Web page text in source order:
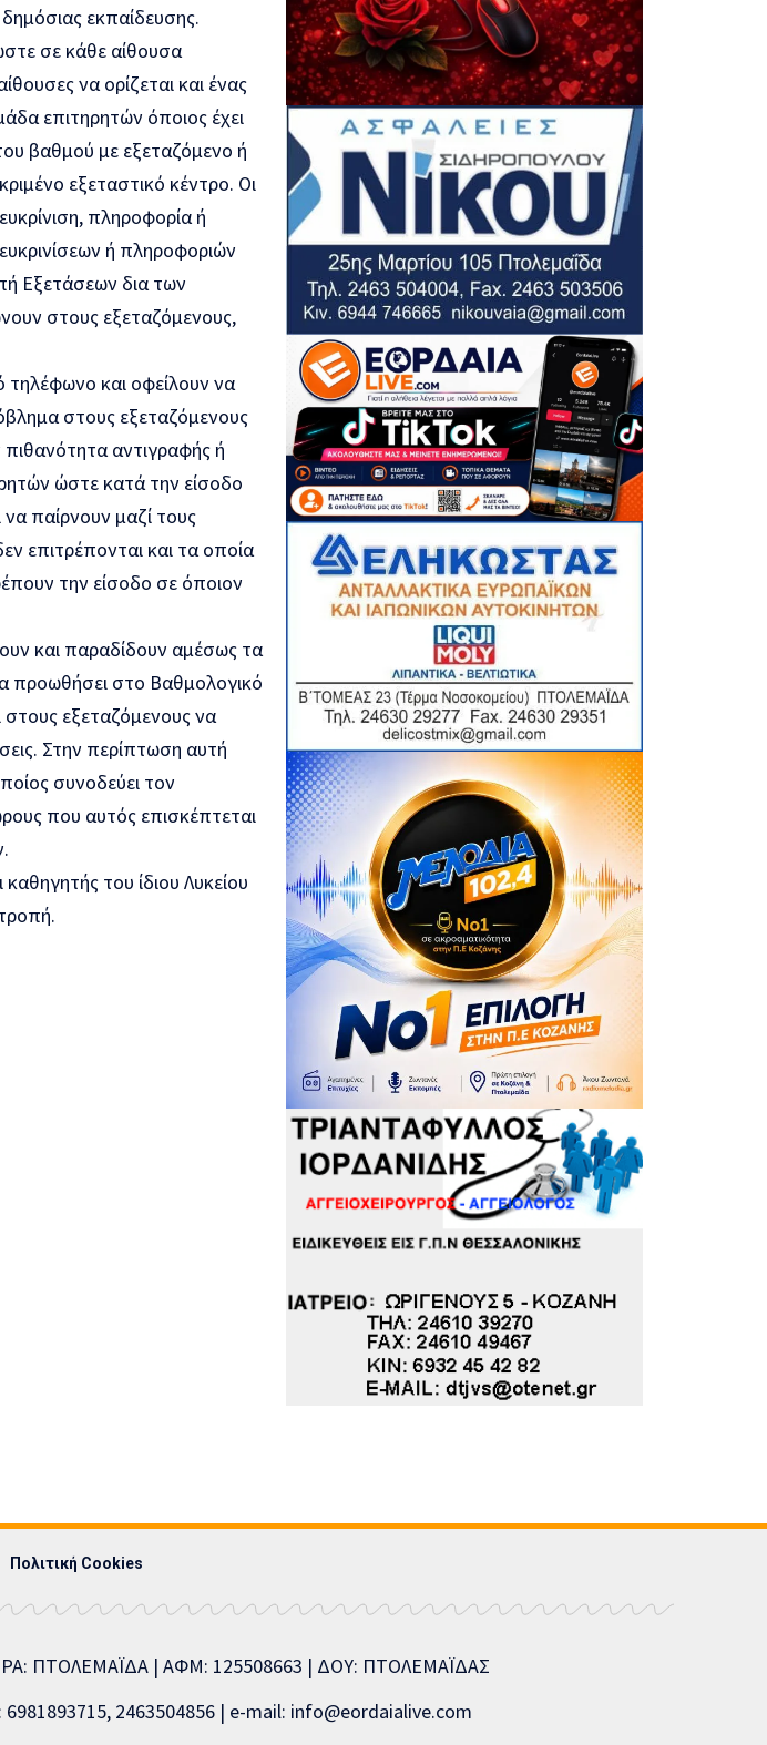
εκπαίδευσης.
σε κάθε αίθουσα
να ορίζεται και ένας
επιτηρητών όποιος έχει
βαθμού με εξεταζόμενο ή
εξεταστικό κέντρο. Οι
πληροφορία ή
ή πληροφοριών
Εξετάσεων δια των
στους εξεταζόμενους,
τηλέφωνο και οφείλουν να
στους εξεταζόμενους
αντιγραφής ή
ώστε κατά την είσοδο
παίρνουν μαζί τους
επιτρέπονται και τα οποία
την είσοδο σε όποιον
και παραδίδουν αμέσως τα
προωθήσει στο Βαθμολογικό
στους εξεταζόμενους να
Στην περίπτωση αυτή
συνοδεύει τον
που αυτός επισκέπτεται
του ίδιου Λυκείου
Πολιτική Cookies
ΠΤΟΛΕΜΑΪΔΑ | ΑΦΜ: 125508663 | ΔΟΥ: ΠΤΟΛΕΜΑΪΔΑΣ
2463504856 | e-mail: info@eordaialive.com